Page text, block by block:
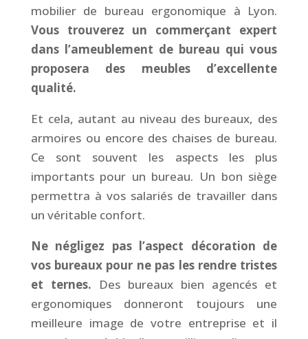
mobilier de bureau ergonomique à Lyon.
Vous trouverez un commerçant expert
dans l’ameublement de bureau qui vous
proposera des meubles d’excellente
qualité.
Et cela, autant au niveau des bureaux, des
armoires ou encore des chaises de bureau.
Ce sont souvent les aspects les plus
importants pour un bureau. Un bon siège
permettra à vos salariés de travailler dans
un véritable confort.
Ne négligez pas l’aspect décoration de
vos bureaux pour ne pas les rendre tristes
et ternes. Des bureaux bien agencés et
ergonomiques donneront toujours une
meilleure image de votre entreprise et il